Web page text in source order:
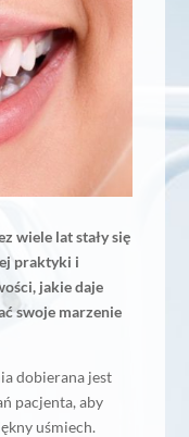
wiele lat stały się
praktyki i
jakie daje
swoje marzenie
dobierana jest
pacjenta, aby
uśmiech.